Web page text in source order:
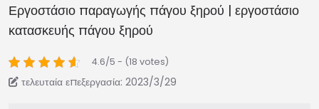
Εργοστάσιο παραγωγής πάγου ξηρού | εργοστάσιο
κατασκευής πάγου ξηρού
4.6/5 - (18 votes)
τελευταία επεξεργασία: 2023/3/29